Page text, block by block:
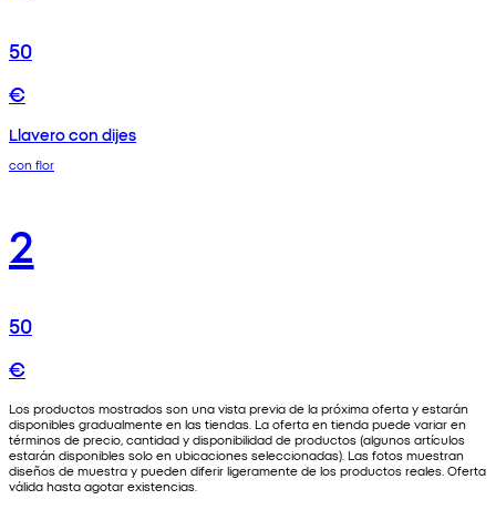
50
€
Llavero con dijes
con flor
2
50
€
Los productos mostrados son una vista previa de la próxima oferta y estarán
disponibles gradualmente en las tiendas. La oferta en tienda puede variar en
términos de precio, cantidad y disponibilidad de productos (algunos artículos
estarán disponibles solo en ubicaciones seleccionadas). Las fotos muestran
diseños de muestra y pueden diferir ligeramente de los productos reales. Oferta
válida hasta agotar existencias.